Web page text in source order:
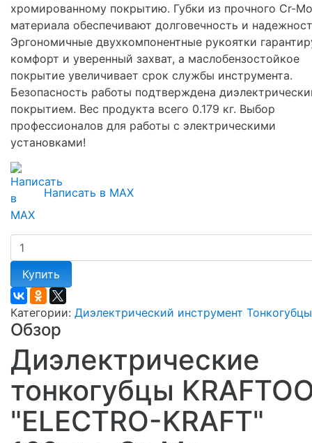
хромированному покрытию. Губки из прочного Cr-Mo
материала обеспечивают долговечность и
Эргономичные двухкомпонентные рукоятки
комфорт и уверенный захват, а маслобензостойкое
покрытие увеличивает срок службы инструмента.
Безопасность работы подтверждена
покрытием. Вес продукта всего 0.179 кг. Выбор
профессионалов для работы с электрическими
установками!
Написать в MAX
Купить
Категории: Диэлектрический инструмент Тонкогубцы
Обзор
Диэлектрические
тонкогубцы
"ELECTRO-KRAFT"